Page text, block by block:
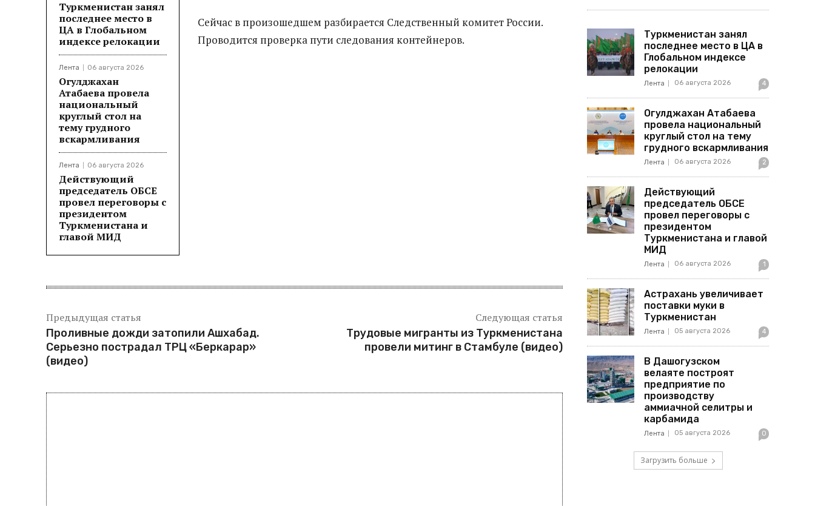
Туркменистан занял
последнее место в
ЦА в Глобальном
индексе релокации
Лента 06 августа 2026
Огулджахан
Атабаева провела
национальный
круглый стол на
тему грудного
вскармливания
Лента 06 августа 2026
Действующий
председатель ОБСЕ
провел переговоры с
президентом
Туркменистана и
главой МИД
Сейчас в произошедшем разбирается Следственный комитет России.
Проводится проверка пути следования контейнеров.
Предыдущая статья
Проливные дожди затопили Ашхабад.
Серьезно пострадал ТРЦ «Беркарар»
(видео)
Следующая статья
Трудовые мигранты из Туркменистана
провели митинг в Стамбуле (видео)
Туркменистан занял
последнее место в ЦА в
Глобальном индексе
релокации
Лента 06 августа 2026 4
Огулджахан Атабаева
провела национальный
круглый стол на тему
грудного вскармливания
Лента 06 августа 2026 2
Действующий
председатель ОБСЕ
провел переговоры с
президентом
Туркменистана и главой
МИД
Лента 06 августа 2026 1
Астрахань увеличивает
поставки муки в
Туркменистан
Лента 05 августа 2026 4
В Дашогузском
велаяте построят
предприятие по
производству
аммиачной селитры и
карбамида
Лента 05 августа 2026 0
Загрузить больше